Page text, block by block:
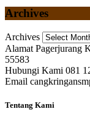
Archives
Archives
Alamat Pagerjurang
55583
Hubungi Kami 081
Email
Tentang Kami